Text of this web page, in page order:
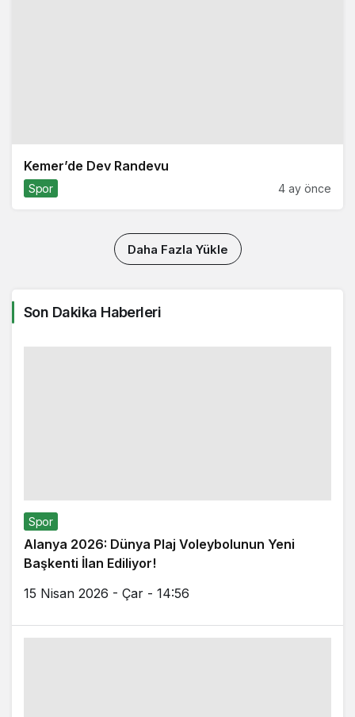
Kemer’de Dev Randevu
Spor 4 ay önce
Daha Fazla Yükle
Son Dakika Haberleri
Spor
Alanya 2026: Dünya Plaj Voleybolunun Yeni
Başkenti İlan Ediliyor!
15 Nisan 2026 - Çar - 14:56